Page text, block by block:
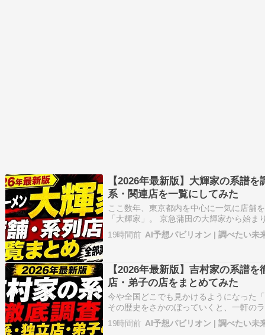
【2026年最新版】大輝家の系譜
系・関連店を一覧にしてみた
ここ数年、東京都内を中心に一気に店舗
「大輝家」。 京急蒲田の大輝家から始
を掲げる店舗や、大輝家グループとして
います。 「大輝家はどこの家系ラーメン
19時間前 AI予想パビリオン | 調べたい未
【2026年最新版】吉村家の系譜
店・弟子の店をまとめてみた
今や全国どこでも見かけるようになった
その歴史をさかのぼっていくと、一軒の
す。 それが横浜の「吉村家」です。 吉
し、その店でさらに弟子が育ち、また新
19時間前 AI予想パビリオン | 調べたい未